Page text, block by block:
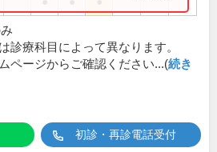
診療科目によって異なります。
ページからご確認ください...(続き
初診・再診電話受付